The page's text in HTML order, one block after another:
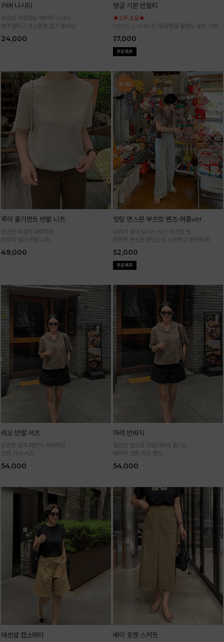
커버 나시티
부유방 걱정없는 베이직 나시티
캐주얼하고 멋스럽게 입기 좋아요
24,000
탱글 기본 반팔티
★2주 소요★
FREE, L 2사이즈! 탱글탱글 활용도 높은 기본
17,000
루이 홀가먼트 반팔 니트
은은한 비침이 매력적인
데일리 썸머 반팔 니트
49,000
컷팅 면스판 부츠컷 팬츠-여름ver.
다리가 길어 보이는 사선 부츠컷 핏
쫀쫀한 면스판 원단으로 시원하고 편안하게!
52,000
레오 반팔 셔츠
은은한 호피 패턴이 매력적인
코튼 카라 셔츠
54,000
마레 반바지
깔끔한 핏으로 데일리하게 즐기는
베이직 코튼 하프 팬츠
54,000
에센셜 캡소매티 베이 포켓 스커트